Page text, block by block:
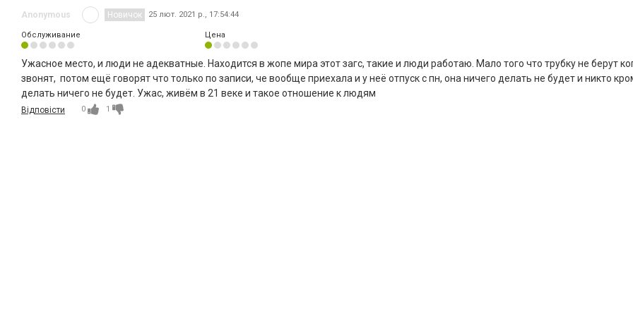
Anonymous Новичок 25 лют. 2021 р., 17:54:44
Обслуживание Цена
Ужасное место, и люди не адекватные. Находится в жопе мира этот загс, такие и люди работаю. Мало того что трубку не берут
звонят, потом ещё говорят что только по записи, че вообще приехала и у неё отпуск с пн, она ничего делать не будет и никто
делать ничего не будет. Ужас, живём в 21 веке и такое отношение к людям
Відповісти 0 1